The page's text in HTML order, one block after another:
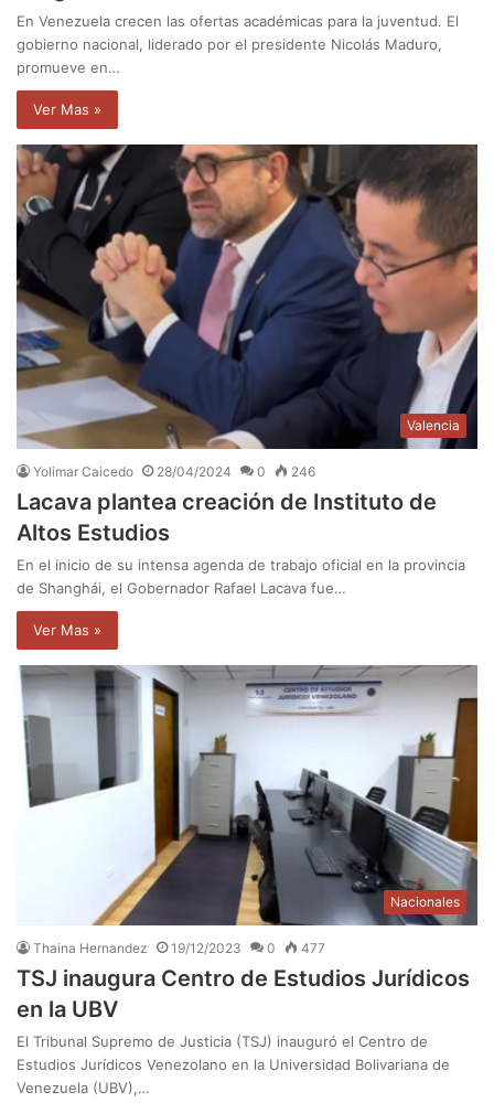
En Venezuela crecen las ofertas académicas para la juventud. El
gobierno nacional, liderado por el presidente Nicolás Maduro,
promueve en…
Ver Mas »
Valencia
Yolimar Caicedo 28/04/2024 0 246
Lacava plantea creación de Instituto de
Altos Estudios
En el inicio de su intensa agenda de trabajo oficial en la provincia
de Shanghái, el Gobernador Rafael Lacava fue…
Ver Mas »
Nacionales
Thaina Hernandez 19/12/2023 0 477
TSJ inaugura Centro de Estudios Jurídicos
en la UBV
El Tribunal Supremo de Justicia (TSJ) inauguró el Centro de
Estudios Jurídicos Venezolano en la Universidad Bolivariana de
Venezuela (UBV),…